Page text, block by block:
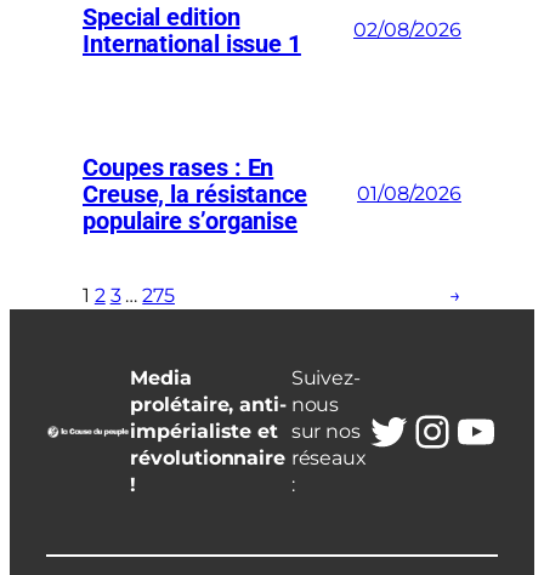
Special edition
International issue 1
02/08/2026
Coupes rases : En
Creuse, la résistance
populaire s’organise
01/08/2026
1 2 3 … 275 →
Media
prolétaire, anti-
impérialiste et
révolutionnaire
!
Suivez-
nous
sur nos
réseaux
:
Twitter